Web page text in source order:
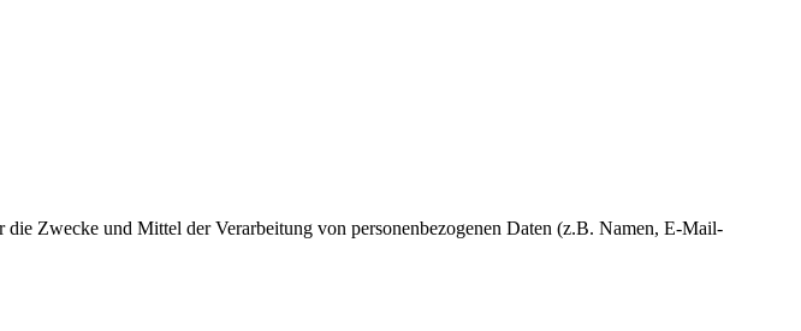
Zwecke und Mittel der Verarbeitung von personenbezogenen Daten (z.B. Namen, E-Mail-